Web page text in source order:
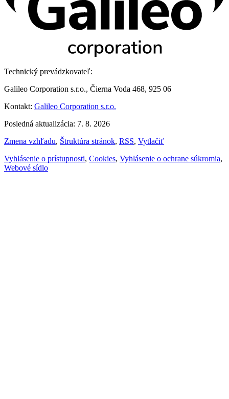
Technický prevádzkovateľ:
Galileo Corporation s.r.o., Čierna Voda 468, 925 06
Kontakt: Galileo Corporation s.r.o.
Posledná aktualizácia: 7. 8. 2026
Zmena vzhľadu, Štruktúra stránok, RSS, Vytlačiť
Vyhlásenie o prístupnosti, Cookies, Vyhlásenie o ochrane súkromia,
Webové sídlo